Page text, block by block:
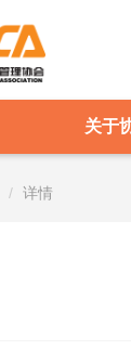
关于
详情